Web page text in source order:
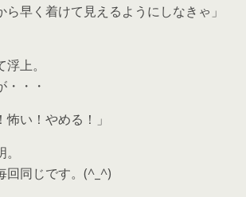
ら早く着けて見えるようにしなきゃ」
上。
・・・
怖い！やめる！」
回同じです。(^_^)